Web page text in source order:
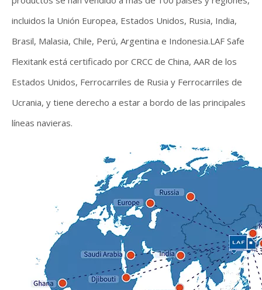
incluidos la Unión Europea, Estados Unidos, Rusia, India,
Brasil, Malasia, Chile, Perú, Argentina e Indonesia.LAF Safe
Flexitank está certificado por CRCC de China, AAR de los
Estados Unidos, Ferrocarriles de Rusia y Ferrocarriles de
Ucrania, y tiene derecho a estar a bordo de las principales
líneas navieras.